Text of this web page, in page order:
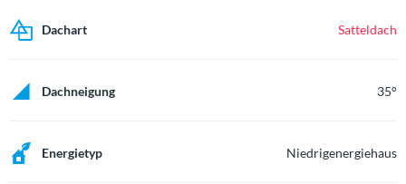
Dachart Satteldach
Dachneigung 35°
Energietyp Niedrigenergiehaus